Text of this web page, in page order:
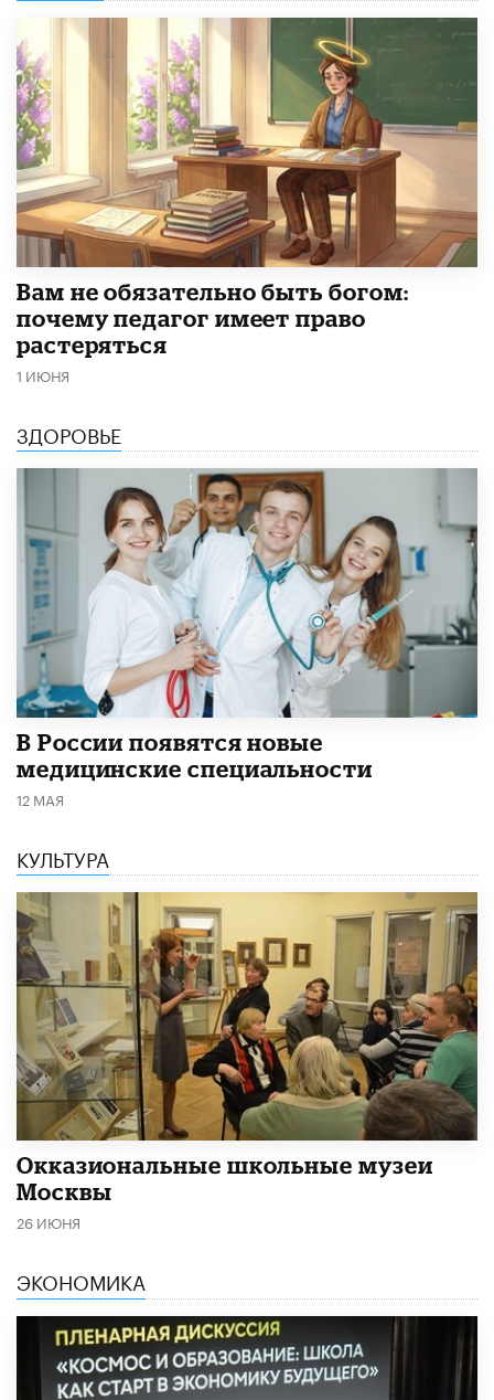
​Вам не обязательно быть богом:
почему педагог имеет право
растеряться
1 ИЮНЯ
ЗДОРОВЬЕ
В России появятся новые
медицинские специальности
12 МАЯ
КУЛЬТУРА
​Окказиональные школьные музеи
Москвы
26 ИЮНЯ
ЭКОНОМИКА